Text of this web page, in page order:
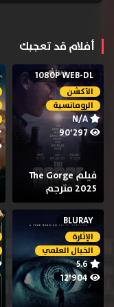
أفلام قد تعجبك
1080P WEB-DL
الأكشن
الرومانسية
N/A
90٬297
فيلم The Gorge
2025 مترجم
BLURAY
الإثارة
الخيال العلمي
5.6